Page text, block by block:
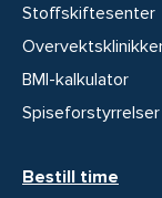
Stoffskiftesenter
BMI-kalkulator
Spiseforstyrrelser
Bestill time